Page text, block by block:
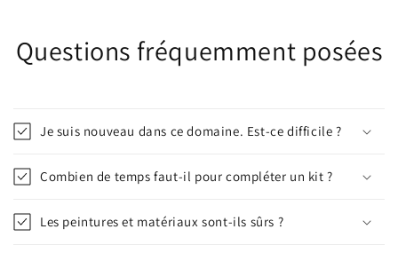
Questions fréquemment posées
Je suis nouveau dans ce domaine. Est-ce difficile ?
Combien de temps faut-il pour compléter un kit ?
Les peintures et matériaux sont-ils sûrs ?